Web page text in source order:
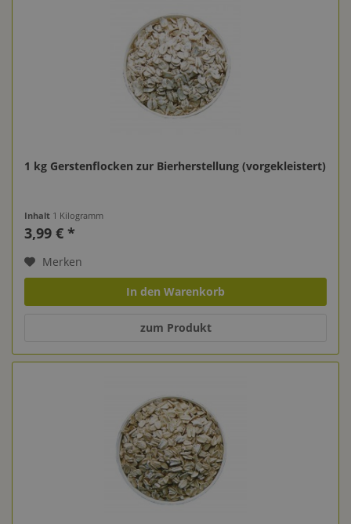
1 kg Gerstenflocken zur Bierherstellung (vorgekleistert)
Inhalt 1 Kilogramm
3,99 € *
Merken
In den Warenkorb
zum Produkt